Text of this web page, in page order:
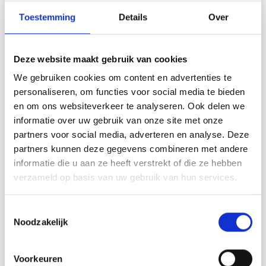
Toestemming Details Over
Deze website maakt gebruik van cookies
We gebruiken cookies om content en advertenties te
personaliseren, om functies voor social media te bieden
en om ons websiteverkeer te analyseren. Ook delen we
informatie over uw gebruik van onze site met onze
partners voor social media, adverteren en analyse. Deze
partners kunnen deze gegevens combineren met andere
informatie die u aan ze heeft verstrekt of die ze hebben
verzameld op basis van uw gebruik van hun services.
Noodzakelijk
Voorkeuren
Ce texte a été traduit par notre service de traduction
automatique. Une traduction de cette page par un
véritable humain sera bientôt disponible. N’hésitez pas à
contacter notre service support si vous avez des questions!
26-1 Belle Rose par DROPS
Design
Groupe de fils B
-------------------------------------------------- --------
Taille en cm : 86 - 92 - 98/104 - 110/116 - 122/128 -
DROPS COTTON MERINO de Garnstudio